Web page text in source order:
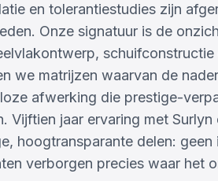
en tolerantiestudies zijn
Onze signatuur is de
we matrijzen waarvan de
afwerking die prestige-
Vijftien jaar ervaring met
hoogtransparante delen:
verborgen precies waar het